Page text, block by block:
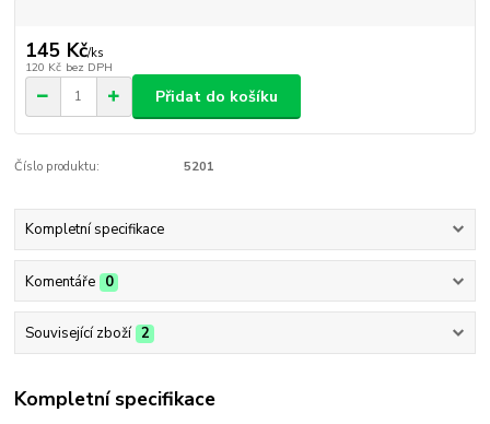
145 Kč/ks
120 Kč bez DPH
Přidat do košíku
Číslo produktu: 5201
Kompletní specifikace
Komentáře 0
Související zboží 2
Kompletní specifikace